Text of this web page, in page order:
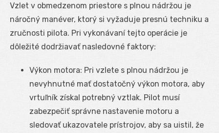
Vzlet v obmedzenom priestore s plnou nádržou je
náročný manéver, ktorý si vyžaduje presnú techniku a
zručnosti pilota. Pri vykonávaní tejto operácie je
dôležité dodržiavať nasledovné faktory:
Výkon motora: Pri vzlete s plnou nádržou je
nevyhnutné mať dostatočný výkon motora, aby
vrtuľník získal potrebný vztlak. Pilot musí
zabezpečiť správne nastavenie motoru a
sledovať ukazovatele prístrojov, aby sa uistil, že